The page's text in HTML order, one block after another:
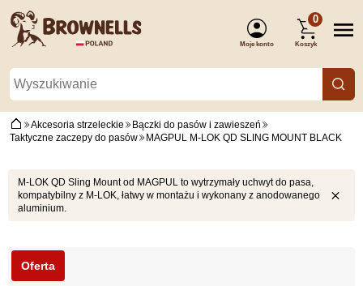
Moje konto
0
Koszyk
Akcesoria strzeleckie
Bączki do pasów i zawieszeń
Taktyczne zaczepy do pasów
MAGPUL M-LOK QD SLING MOUNT BLACK
M-LOK QD Sling Mount od MAGPUL to wytrzymały uchwyt do pasa,
kompatybilny z M-LOK, łatwy w montażu i wykonany z anodowanego
aluminium.
Oferta